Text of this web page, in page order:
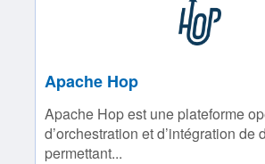
Apache Hop
Apache Hop est une plateforme
d’orchestration et d’intégration de
permettant...